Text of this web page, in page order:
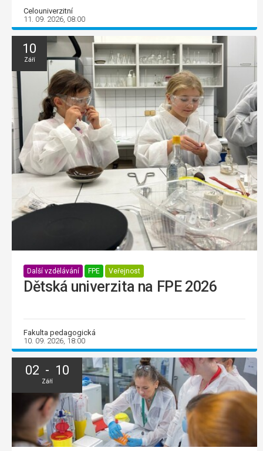
Celouniverzitní
11. 09. 2026, 08:00
10
Září
Další vzdělávání FPE Veřejnost
Dětská univerzita na FPE 2026
Fakulta pedagogická
10. 09. 2026, 18:00
02 - 10
Září